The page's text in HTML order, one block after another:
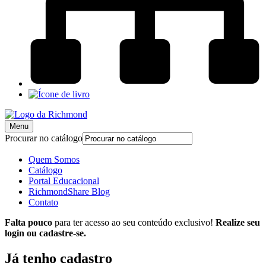
Menu
Procurar no catálogo
Quem Somos
Catálogo
Portal Educacional
RichmondShare Blog
Contato
Falta pouco para ter acesso ao seu conteúdo exclusivo! Realize seu
login ou cadastre-se.
Já tenho cadastro